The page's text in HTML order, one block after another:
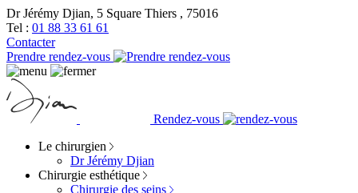
Dr Jérémy Djian, 5 Square Thiers , 75016
Tel : 01 88 33 61 61
Contacter
Prendre rendez-vous
Rendez-vous
Le chirurgien
Dr Jérémy Djian
Chirurgie esthétique
Chirurgie des seins